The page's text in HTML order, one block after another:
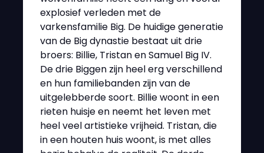
explosief verleden met de
varkensfamilie Big. De huidige generatie
van de Big dynastie bestaat uit drie
broers: Billie, Tristan en Samuel Big IV.
De drie Biggen zijn heel erg verschillend
en hun familiebanden zijn van de
uitgelebberde soort. Billie woont in een
rieten huisje en neemt het leven met
heel veel artistieke vrijheid. Tristan, die
in een houten huis woont, is met alles